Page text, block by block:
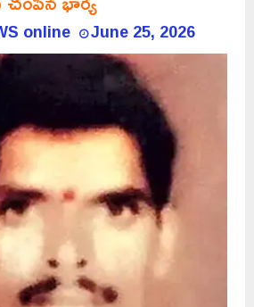
online June 25, 2026